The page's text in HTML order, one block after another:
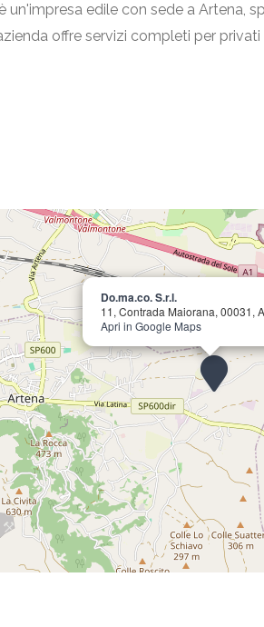
è un'impresa edile con sede a Artena,
offre servizi completi per
Do.ma.co. S.r.l.
11, Contrada Maiorana, 00031,
Apri in Google Maps